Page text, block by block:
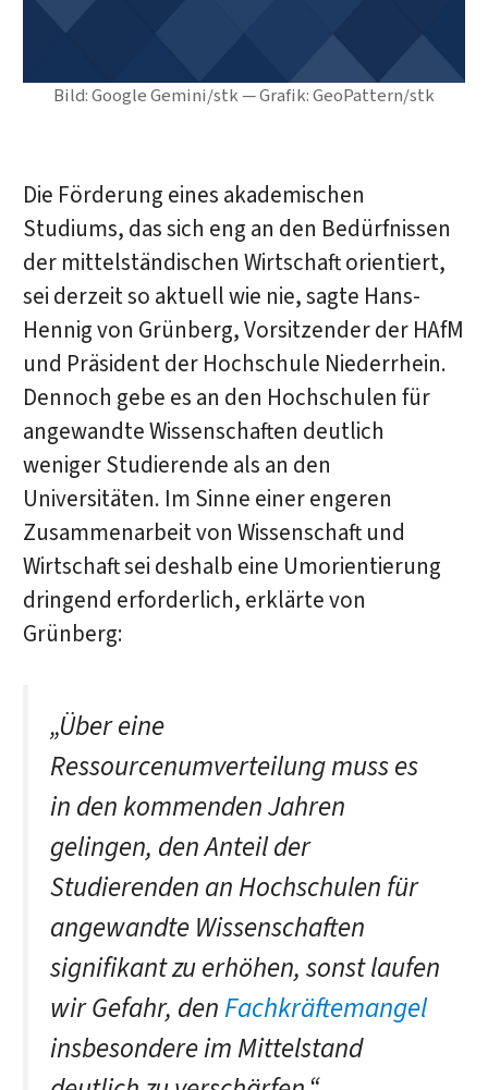
Bild: Google Gemini/stk — Grafik: GeoPattern/stk
Die Förderung eines akademischen
Studiums, das sich eng an den Bedürfnissen
der mittelständischen Wirtschaft orientiert,
sei derzeit so aktuell wie nie, sagte Hans-
Hennig von Grünberg, Vorsitzender der HAfM
und Präsident der Hochschule Niederrhein.
Dennoch gebe es an den Hochschulen für
angewandte Wissenschaften deutlich
weniger Studierende als an den
Universitäten. Im Sinne einer engeren
Zusammenarbeit von Wissenschaft und
Wirtschaft sei deshalb eine Umorientierung
dringend erforderlich, erklärte von
Grünberg:
„Über eine
Ressourcenumverteilung muss es
in den kommenden Jahren
gelingen, den Anteil der
Studierenden an Hochschulen für
angewandte Wissenschaften
signifikant zu erhöhen, sonst laufen
wir Gefahr, denFachkräftemangel
insbesondere im Mittelstand